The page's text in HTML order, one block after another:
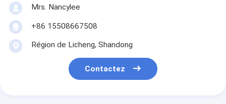
Mrs. Nancylee
+86 15508667508
Région de Licheng, Shandong
Contactez